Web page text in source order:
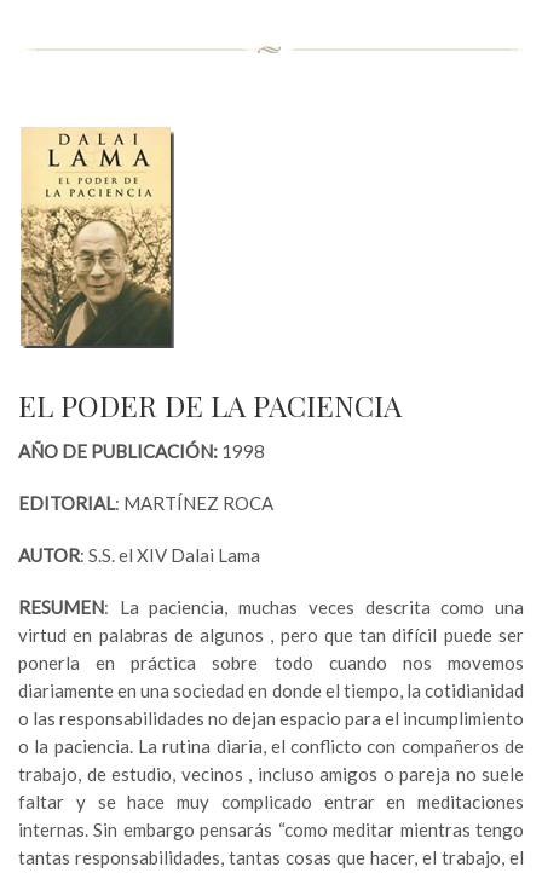
EL PODER DE LA PACIENCIA
AÑO DE PUBLICACIÓN: 1998
EDITORIAL: MARTÍNEZ ROCA
AUTOR: S.S. el XIV Dalai Lama
RESUMEN: La paciencia, muchas veces descrita como una
virtud en palabras de algunos , pero que tan difícil puede ser
ponerla en práctica sobre todo cuando nos movemos
diariamente en una sociedad en donde el tiempo, la cotidianidad
o las responsabilidades no dejan espacio para el incumplimiento
o la paciencia. La rutina diaria, el conflicto con compañeros de
trabajo, de estudio, vecinos , incluso amigos o pareja no suele
faltar y se hace muy complicado entrar en meditaciones
internas. Sin embargo pensarás “como meditar mientras tengo
tantas responsabilidades, tantas cosas que hacer, el trabajo, el